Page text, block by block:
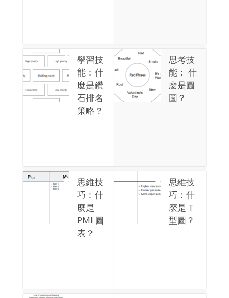
學習技
能：什
麼是鑽
石排名
策略？
思考技
能： 什
麼是圓
圖？
思維技
巧：什
麼是
PMI 圖
表？
思維技
巧：什
麼是 T
型圖？